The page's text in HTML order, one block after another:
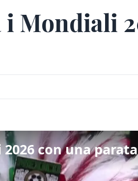
Mondiali
con una parata